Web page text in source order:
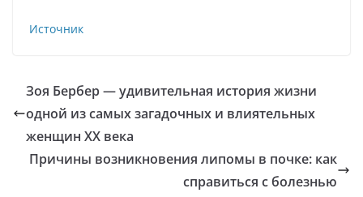
Источник
Зоя Бербер — удивительная история жизни
одной из самых загадочных и влиятельных
женщин XX века
Причины возникновения липомы в почке: как
справиться с болезнью